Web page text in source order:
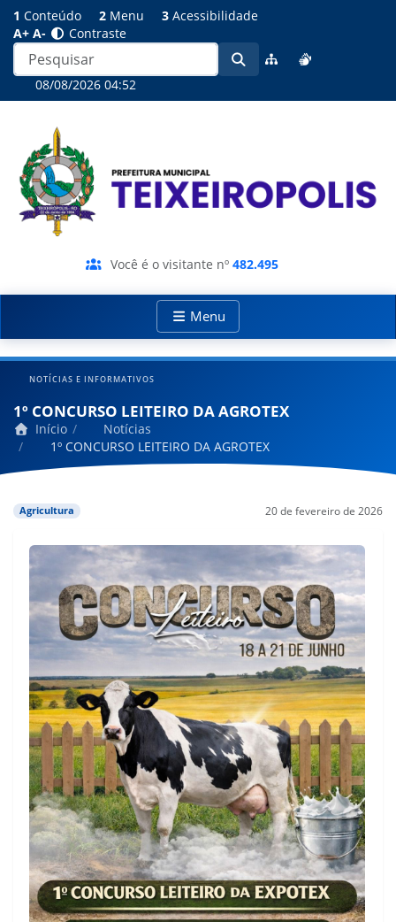
1 Conteúdo 2 Menu 3 Acessibilidade
A+ A- Contraste
08/08/2026 04:52
Você é o visitante nº 482.495
Menu
NOTÍCIAS E INFORMATIVOS
1º CONCURSO LEITEIRO DA AGROTEX
Início
Notícias
1º CONCURSO LEITEIRO DA AGROTEX
Agricultura 20 de fevereiro de 2026